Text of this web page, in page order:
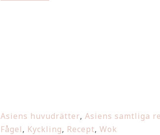
Asiens huvudrätter, Asiens samtliga
Fågel, Kyckling, Recept, Wok